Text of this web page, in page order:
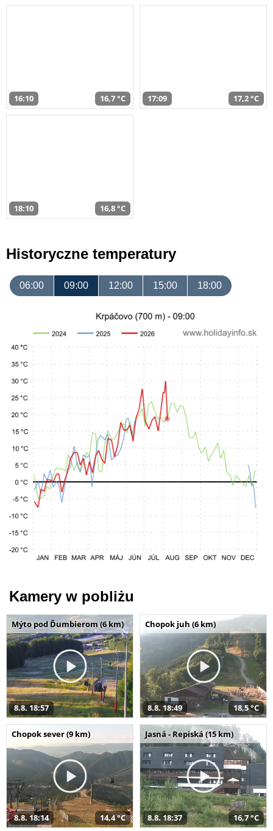
16:10 16,7 °C 17:09 17,2 °C
18:10 16,8 °C
Historyczne temperatury
06:00 09:00 12:00 15:00 18:00
Kamery w pobliżu
Mýto pod Ďumbierom (6 km)
8.8. 18:57
Chopok juh (6 km)
8.8. 18:49 18,5 °C
Chopok sever (9 km)
8.8. 18:14 14,4 °C
Jasná - Repiská (15 km)
8.8. 18:37 16,7 °C